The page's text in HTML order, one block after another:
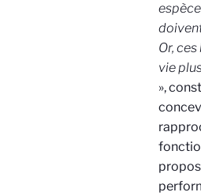
Or,
vie
»,